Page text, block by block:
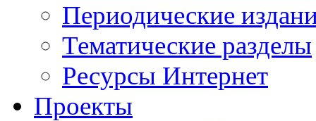
Периодические
Тематические разделы
Ресурсы Интернет
Проекты